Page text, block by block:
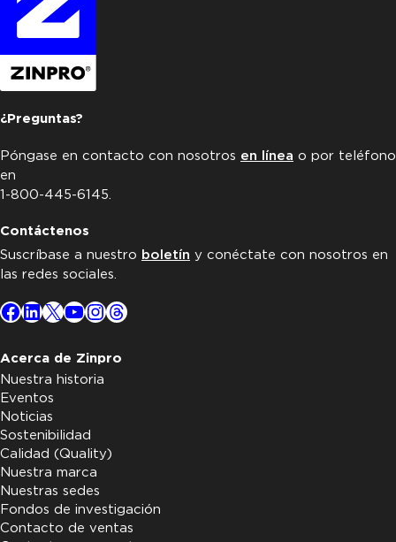
¿Preguntas?
Póngase en contacto con nosotros en línea o por teléfono
en
1-800-445-6145.
Contáctenos
Suscríbase a nuestro boletín y conéctate con nosotros en
las redes sociales.
Facebook
LinkedIn
X YouTube
Instagram
Threads
Acerca de Zinpro
Nuestra historia
Eventos
Noticias
Sostenibilidad
Calidad (Quality)
Nuestra marca
Nuestras sedes
Fondos de investigación
Contacto de ventas